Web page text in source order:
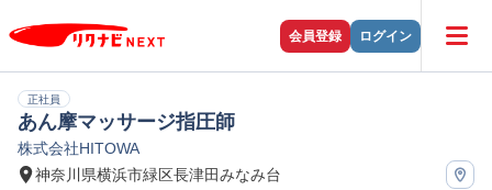
会員登録 ログイン
正社員
あん摩マッサージ指圧師
株式会社HITOWA
神奈川県横浜市緑区長津田みなみ台